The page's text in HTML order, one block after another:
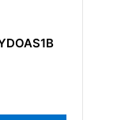
IS400TDBTH6A